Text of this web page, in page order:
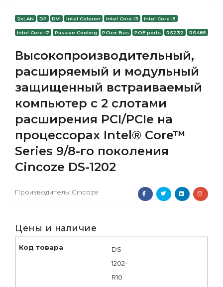
2xLAN DP DVI Intel Celeron Intel Core i3 Intel Core i5
Intel Core i7 Passive Cooling PCIex Bus POE ports RS232 RS485
Высокопроизводительный,
расширяемый и модульный
защищенный встраиваемый
компьютер с 2 слотами
расширения PCI/PCIe на
процессорах Intel® Core™
Series 9/8-го поколения
Cincoze DS-1202
Производитель: Cincoze
Цены и наличие
DS-
1202-
R10